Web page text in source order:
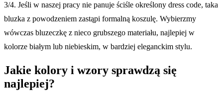
3/4. Jeśli w naszej pracy nie panuje ściśle określony dress code, taka
bluzka z powodzeniem zastąpi formalną koszulę. Wybierzmy
wówczas bluzeczkę z nieco grubszego materiału, najlepiej w
kolorze białym lub niebieskim, w bardziej eleganckim stylu.
Jakie kolory i wzory sprawdzą się
najlepiej?